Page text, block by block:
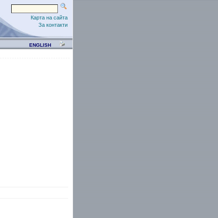
Карта на сайта
За контакти
ENGLISH